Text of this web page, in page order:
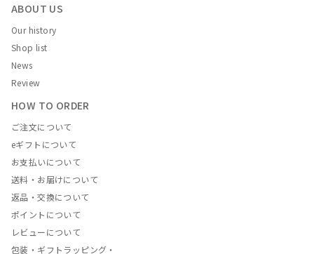
ABOUT US
Our history
Shop list
News
Review
HOW TO ORDER
ご注文について
eギフトについて
お支払いについて
送料・お届けについて
返品・交換について
ポイントについて
レビューについて
包装・ギフトラッピング・